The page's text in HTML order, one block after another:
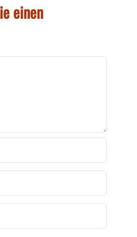
einen